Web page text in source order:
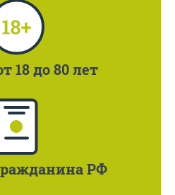
18 до 80 лет
РФ